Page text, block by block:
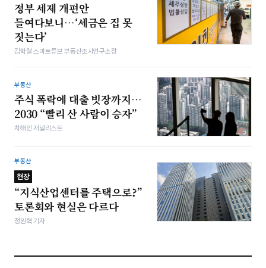
정부 세제 개편안
들여다보니…‘세금은 집 못
짓는다’
김학렬 스마트튜브 부동산조사연구소장
부동산
주식 폭락에 대출 빗장까지…
2030 “빨리 산 사람이 승자”
차해인 저널리스트
부동산
현장
“지식산업센터를 주택으로?”
토론회와 현실은 다르다
정원혁 기자